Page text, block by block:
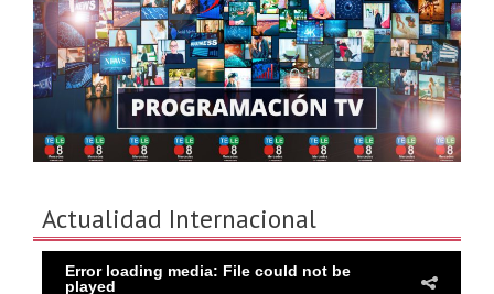
Actualidad Internacional